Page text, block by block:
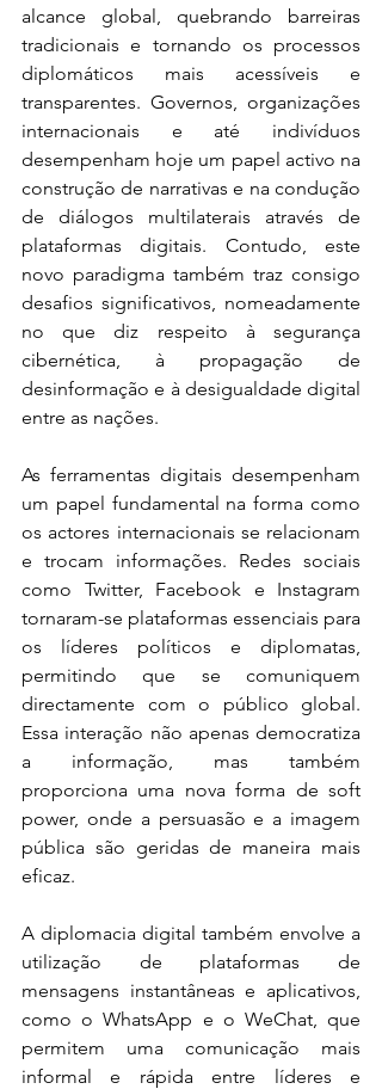
alcance global, quebrando barreiras
tradicionais e tornando os processos
diplomáticos mais acessíveis e
transparentes. Governos, organizações
internacionais e até indivíduos
desempenham hoje um papel activo na
construção de narrativas e na condução
de diálogos multilaterais através de
plataformas digitais. Contudo, este
novo paradigma também traz consigo
desafios significativos, nomeadamente
no que diz respeito à segurança
cibernética, à propagação de
desinformação e à desigualdade digital
entre as nações.
As ferramentas digitais desempenham
um papel fundamental na forma como
os actores internacionais se relacionam
e trocam informações. Redes sociais
como Twitter, Facebook e Instagram
tornaram-se plataformas essenciais para
os líderes políticos e diplomatas,
permitindo que se comuniquem
directamente com o público global.
Essa interação não apenas democratiza
a informação, mas também
proporciona uma nova forma de soft
power, onde a persuasão e a imagem
pública são geridas de maneira mais
eficaz.
A diplomacia digital também envolve a
utilização de plataformas de
mensagens instantâneas e aplicativos,
como o WhatsApp e o WeChat, que
permitem uma comunicação mais
informal e rápida entre líderes e